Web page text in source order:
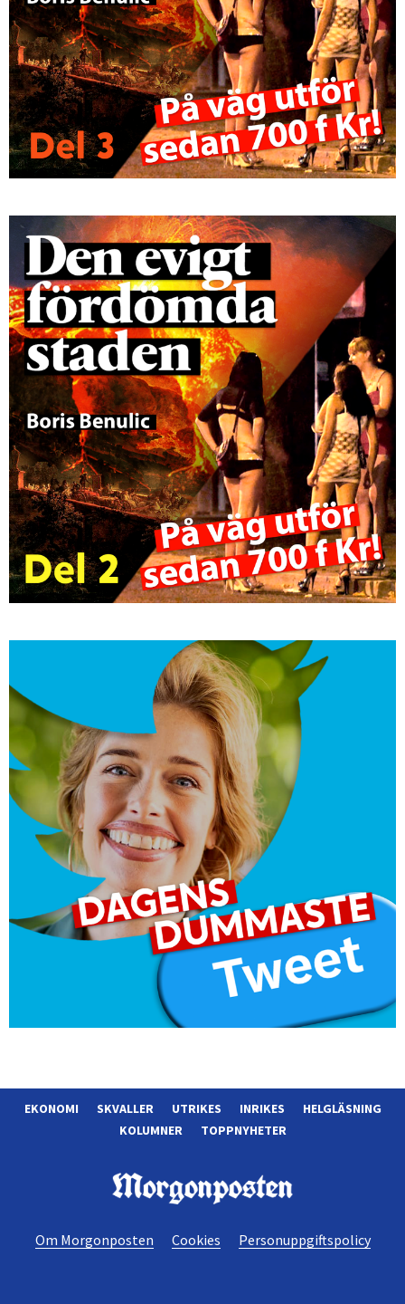
EKONOMI SKVALLER UTRIKES INRIKES
HELGLÄSNING
KOLUMNER
TOPPNYHETER
Om Morgonposten Cookies Personuppgiftspolicy